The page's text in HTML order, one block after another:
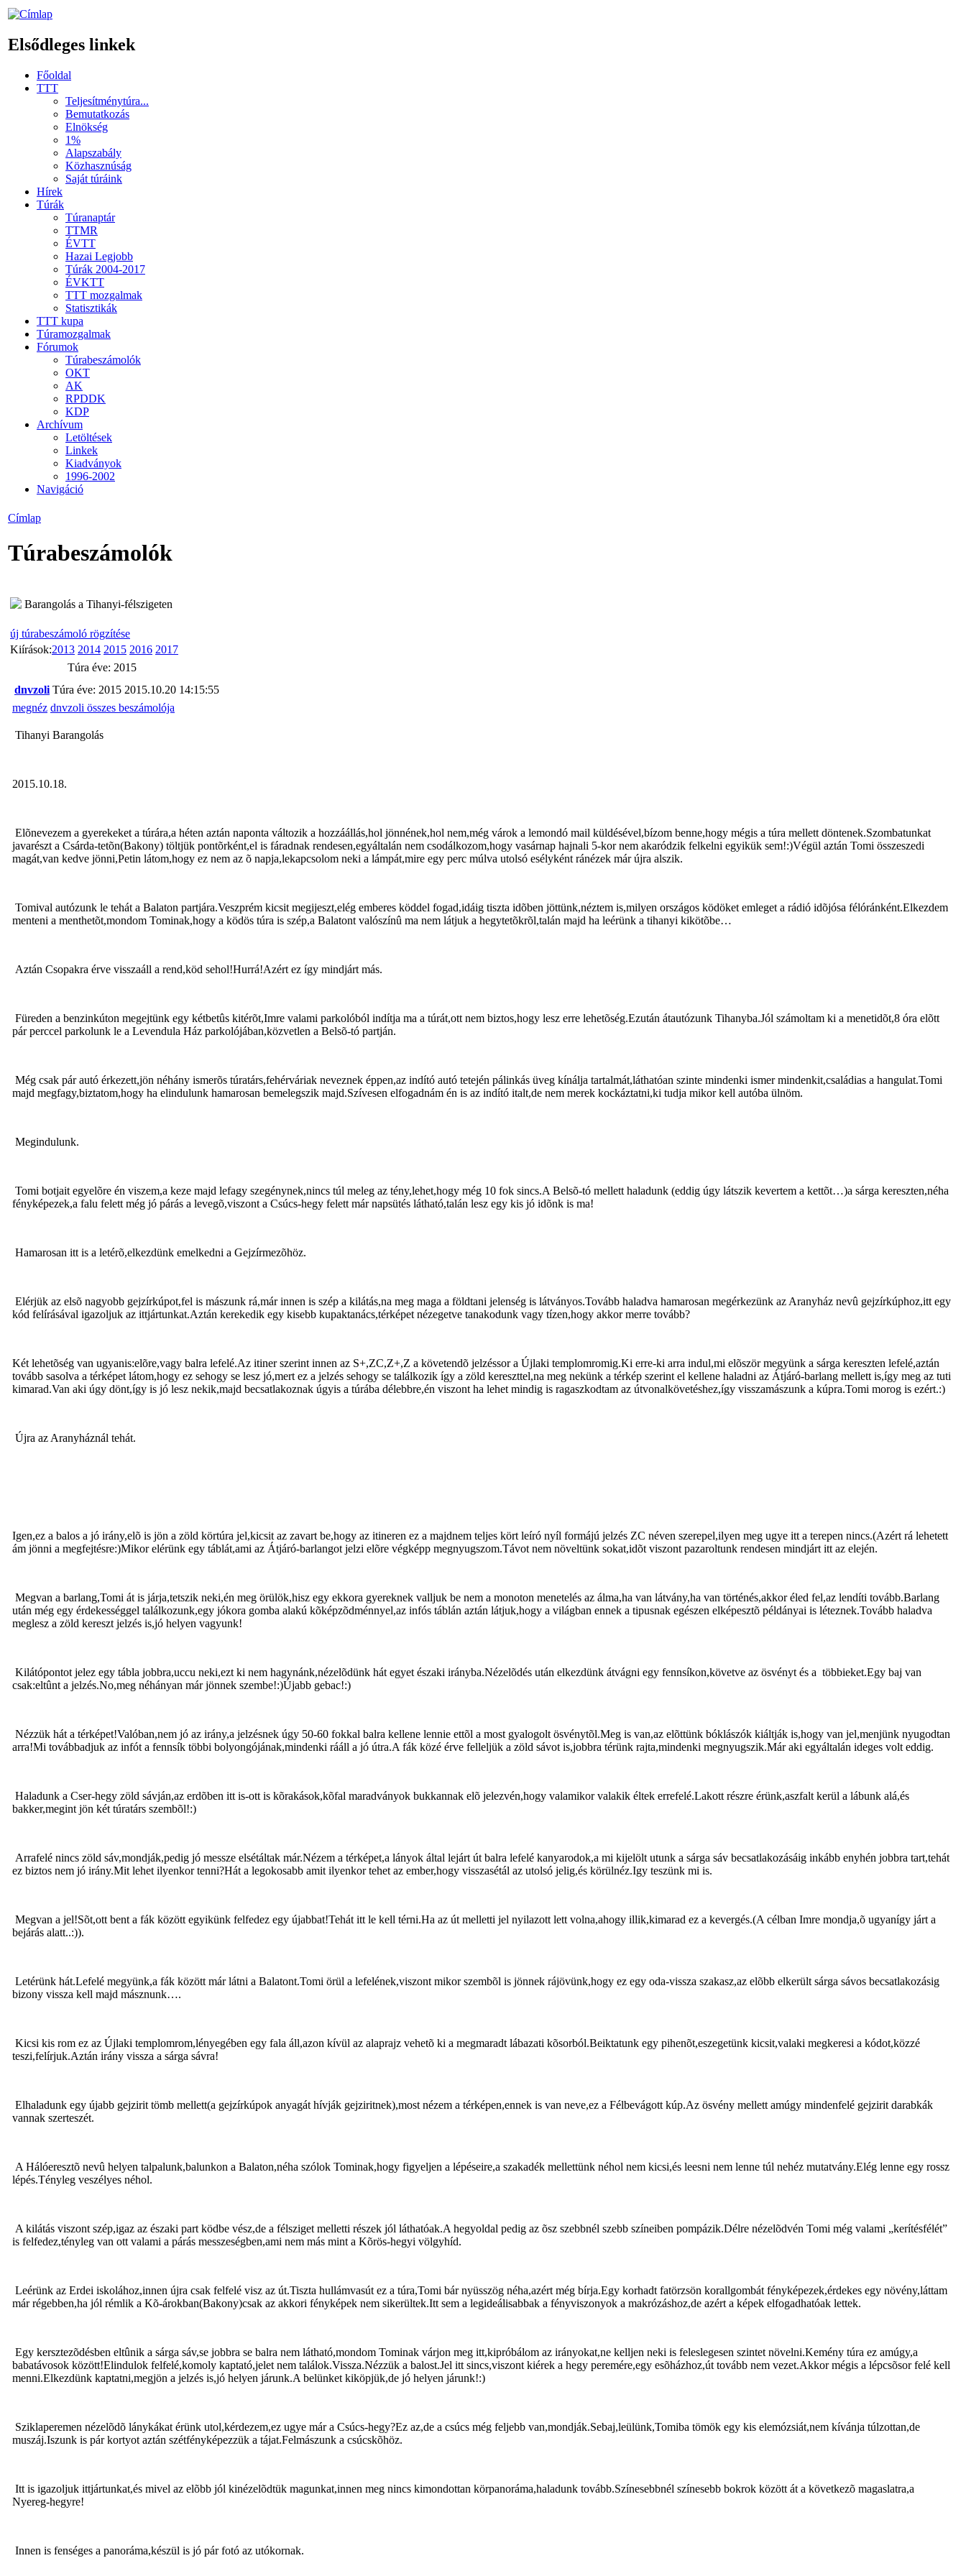
Elsődleges linkek
Főoldal
TTT
Teljesítménytúra...
Bemutatkozás
Elnökség
1%
Alapszabály
Közhasznúság
Saját túráink
Hírek
Túrák
Túranaptár
TTMR
ÉVTT
Hazai Legjobb
Túrák 2004-2017
ÉVKTT
TTT mozgalmak
Statisztikák
TTT kupa
Túramozgalmak
Fórumok
Túrabeszámolók
OKT
AK
RPDDK
KDP
Archívum
Letöltések
Linkek
Kiadványok
1996-2002
Navigáció
Címlap
Túrabeszámolók
Barangolás a Tihanyi-félszigeten
új túrabeszámoló rögzítése
Kiírások:2013 2014 2015 2016 2017
Túra éve: 2015
dnvzoli Túra éve: 2015 2015.10.20 14:15:55
megnéz dnvzoli összes beszámolója
Tihanyi Barangolás
2015.10.18.
Elõnevezem a gyerekeket a túrára,a héten aztán naponta változik a hozzáállás,hol jönnének,hol nem,még várok a lemondó mail küldésével,bízom benne,hogy mégis a túra mellett döntenek.Szombatunkat
javarészt a Csárda-tetõn(Bakony) töltjük pontõrként,el is fáradnak rendesen,egyáltalán nem csodálkozom,hogy vasárnap hajnali 5-kor nem akaródzik felkelni egyikük sem!:)Végül aztán Tomi összeszedi
magát,van kedve jönni,Petin látom,hogy ez nem az õ napja,lekapcsolom neki a lámpát,mire egy perc múlva utolsó esélyként ránézek már újra alszik.
Tomival autózunk le tehát a Balaton partjára.Veszprém kicsit megijeszt,elég emberes köddel fogad,idáig tiszta idõben jöttünk,néztem is,milyen országos ködöket emleget a rádió idõjósa félóránként.Elkezdem
menteni a menthetõt,mondom Tominak,hogy a ködös túra is szép,a Balatont valószínû ma nem látjuk a hegytetõkrõl,talán majd ha leérünk a tihanyi kikötõbe…
Aztán Csopakra érve visszaáll a rend,köd sehol!Hurrá!Azért ez így mindjárt más.
Füreden a benzinkúton megejtünk egy kétbetûs kitérõt,Imre valami parkolóból indítja ma a túrát,ott nem biztos,hogy lesz erre lehetõség.Ezután átautózunk Tihanyba.Jól számoltam ki a menetidõt,8 óra elõtt
pár perccel parkolunk le a Levendula Ház parkolójában,közvetlen a Belsõ-tó partján.
Még csak pár autó érkezett,jön néhány ismerõs túratárs,fehérváriak neveznek éppen,az indító autó tetején pálinkás üveg kínálja tartalmát,láthatóan szinte mindenki ismer mindenkit,családias a hangulat.Tomi
majd megfagy,biztatom,hogy ha elindulunk hamarosan bemelegszik majd.Szívesen elfogadnám én is az indító italt,de nem merek kockáztatni,ki tudja mikor kell autóba ülnöm.
Megindulunk.
Tomi botjait egyelõre én viszem,a keze majd lefagy szegénynek,nincs túl meleg az tény,lehet,hogy még 10 fok sincs.A Belsõ-tó mellett haladunk (eddig úgy látszik kevertem a kettõt…)a sárga kereszten,néha
fényképezek,a falu felett még jó párás a levegõ,viszont a Csúcs-hegy felett már napsütés látható,talán lesz egy kis jó idõnk is ma!
Hamarosan itt is a letérõ,elkezdünk emelkedni a Gejzírmezõhöz.
Elérjük az elsõ nagyobb gejzírkúpot,fel is mászunk rá,már innen is szép a kilátás,na meg maga a földtani jelenség is látványos.Tovább haladva hamarosan megérkezünk az Aranyház nevû gejzírkúphoz,itt egy
kód felírásával igazoljuk az ittjártunkat.Aztán kerekedik egy kisebb kupaktanács,térképet nézegetve tanakodunk vagy tízen,hogy akkor merre tovább?
Két lehetõség van ugyanis:elõre,vagy balra lefelé.Az itiner szerint innen az S+,ZC,Z+,Z a követendõ jelzéssor a Újlaki templomromig.Ki erre-ki arra indul,mi elõször megyünk a sárga kereszten lefelé,aztán
tovább sasolva a térképet látom,hogy ez sehogy se lesz jó,mert ez a jelzés sehogy se találkozik így a zöld kereszttel,na meg nekünk a térkép szerint el kellene haladni az Átjáró-barlang mellett is,így meg az tuti
kimarad.Van aki úgy dönt,így is jó lesz nekik,majd becsatlakoznak úgyis a túrába délebbre,én viszont ha lehet mindig is ragaszkodtam az útvonalkövetéshez,így visszamászunk a kúpra.Tomi morog is ezért.:)
Újra az Aranyháznál tehát.
Igen,ez a balos a jó irány,elõ is jön a zöld körtúra jel,kicsit az zavart be,hogy az itineren ez a majdnem teljes kört leíró nyíl formájú jelzés ZC néven szerepel,ilyen meg ugye itt a terepen nincs.(Azért rá lehetett
ám jönni a megfejtésre:)Mikor elérünk egy táblát,ami az Átjáró-barlangot jelzi elõre végképp megnyugszom.Távot nem növeltünk sokat,idõt viszont pazaroltunk rendesen mindjárt itt az elején.
Megvan a barlang,Tomi át is járja,tetszik neki,én meg örülök,hisz egy ekkora gyereknek valljuk be nem a monoton menetelés az álma,ha van látvány,ha van történés,akkor éled fel,az lendíti tovább.Barlang
után még egy érdekességgel találkozunk,egy jókora gomba alakú kõképzõdménnyel,az infós táblán aztán látjuk,hogy a világban ennek a tipusnak egészen elképesztõ példányai is léteznek.Tovább haladva
meglesz a zöld kereszt jelzés is,jó helyen vagyunk!
Kilátópontot jelez egy tábla jobbra,uccu neki,ezt ki nem hagynánk,nézelõdünk hát egyet északi irányba.Nézelõdés után elkezdünk átvágni egy fennsíkon,követve az ösvényt és a többieket.Egy baj van
csak:eltûnt a jelzés.No,meg néhányan már jönnek szembe!:)Újabb gebac!:)
Nézzük hát a térképet!Valóban,nem jó az irány,a jelzésnek úgy 50-60 fokkal balra kellene lennie ettõl a most gyalogolt ösvénytõl.Meg is van,az elõttünk bóklászók kiáltják is,hogy van jel,menjünk nyugodtan
arra!Mi továbbadjuk az infót a fennsík többi bolyongójának,mindenki rááll a jó útra.A fák közé érve felleljük a zöld sávot is,jobbra térünk rajta,mindenki megnyugszik.Már aki egyáltalán ideges volt eddig.
Haladunk a Cser-hegy zöld sávján,az erdõben itt is-ott is kõrakások,kõfal maradványok bukkannak elõ jelezvén,hogy valamikor valakik éltek errefelé.Lakott részre érünk,aszfalt kerül a lábunk alá,és
bakker,megint jön két túratárs szembõl!:)
Arrafelé nincs zöld sáv,mondják,pedig jó messze elsétáltak már.Nézem a térképet,a lányok által lejárt út balra lefelé kanyarodok,a mi kijelölt utunk a sárga sáv becsatlakozásáig inkább enyhén jobbra tart,tehát
ez biztos nem jó irány.Mit lehet ilyenkor tenni?Hát a legokosabb amit ilyenkor tehet az ember,hogy visszasétál az utolsó jelig,és körülnéz.Igy teszünk mi is.
Megvan a jel!Sõt,ott bent a fák között egyikünk felfedez egy újabbat!Tehát itt le kell térni.Ha az út melletti jel nyilazott lett volna,ahogy illik,kimarad ez a kevergés.(A célban Imre mondja,õ ugyanígy járt a
bejárás alatt..:)).
Letérünk hát.Lefelé megyünk,a fák között már látni a Balatont.Tomi örül a lefelének,viszont mikor szembõl is jönnek rájövünk,hogy ez egy oda-vissza szakasz,az elõbb elkerült sárga sávos becsatlakozásig
bizony vissza kell majd másznunk….
Kicsi kis rom ez az Újlaki templomrom,lényegében egy fala áll,azon kívül az alaprajz vehetõ ki a megmaradt lábazati kõsorból.Beiktatunk egy pihenõt,eszegetünk kicsit,valaki megkeresi a kódot,közzé
teszi,felírjuk.Aztán irány vissza a sárga sávra!
Elhaladunk egy újabb gejzirit tömb mellett(a gejzírkúpok anyagát hívják gejziritnek),most nézem a térképen,ennek is van neve,ez a Félbevágott kúp.Az ösvény mellett amúgy mindenfelé gejzirit darabkák
vannak szerteszét.
A Hálóeresztõ nevû helyen talpalunk,balunkon a Balaton,néha szólok Tominak,hogy figyeljen a lépéseire,a szakadék mellettünk néhol nem kicsi,és leesni nem lenne túl nehéz mutatvány.Elég lenne egy rossz
lépés.Tényleg veszélyes néhol.
A kilátás viszont szép,igaz az északi part ködbe vész,de a félsziget melletti részek jól láthatóak.A hegyoldal pedig az õsz szebbnél szebb színeiben pompázik.Délre nézelõdvén Tomi még valami „kerítésfélét”
is felfedez,tényleg van ott valami a párás messzeségben,ami nem más mint a Kõrös-hegyi völgyhíd.
Leérünk az Erdei iskolához,innen újra csak felfelé visz az út.Tiszta hullámvasút ez a túra,Tomi bár nyüsszög néha,azért még bírja.Egy korhadt fatörzsön korallgombát fényképezek,érdekes egy növény,láttam
már régebben,ha jól rémlik a Kõ-árokban(Bakony)csak az akkori fényképek nem sikerültek.Itt sem a legideálisabbak a fényviszonyok a makrózáshoz,de azért a képek elfogadhatóak lettek.
Egy kersztezõdésben eltûnik a sárga sáv,se jobbra se balra nem látható,mondom Tominak várjon meg itt,kipróbálom az irányokat,ne kelljen neki is feleslegesen szintet növelni.Kemény túra ez amúgy,a
babatávosok között!Elindulok felfelé,komoly kaptató,jelet nem találok.Vissza.Nézzük a balost.Jel itt sincs,viszont kiérek a hegy peremére,egy esõházhoz,út tovább nem vezet.Akkor mégis a lépcsõsor felé kell
menni.Elkezdünk kaptatni,megjön a jelzés is,jó helyen járunk.A belünket kiköpjük,de jó helyen járunk!:)
Sziklaperemen nézelõdõ lánykákat érünk utol,kérdezem,ez ugye már a Csúcs-hegy?Ez az,de a csúcs még feljebb van,mondják.Sebaj,leülünk,Tomiba tömök egy kis elemózsiát,nem kívánja túlzottan,de
muszáj.Iszunk is pár kortyot aztán szétfényképezzük a tájat.Felmászunk a csúcskõhöz.
Itt is igazoljuk ittjártunkat,és mivel az elõbb jól kinézelõdtük magunkat,innen meg nincs kimondottan körpanoráma,haladunk tovább.Színesebbnél színesebb bokrok között át a következõ magaslatra,a
Nyereg-hegyre!
Innen is fenséges a panoráma,készül is jó pár fotó az utókornak.